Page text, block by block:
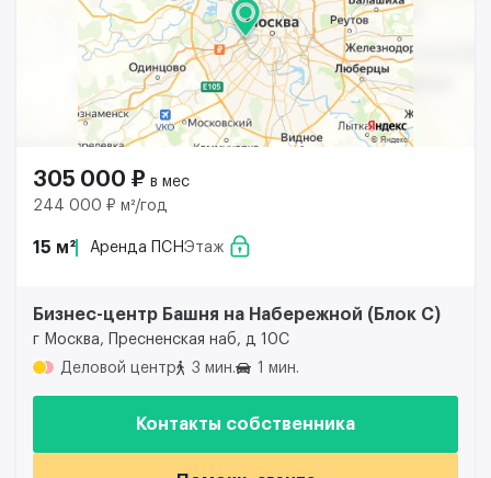
305 000 ₽ в мес
244 000 ₽ м²/год
15 м² Аренда ПСНЭтаж
Бизнес-центр Башня на Набережной (Блок С)
г Москва, Пресненская наб, д 10С
Деловой центр
3 мин. 1 мин.
Контакты собственника